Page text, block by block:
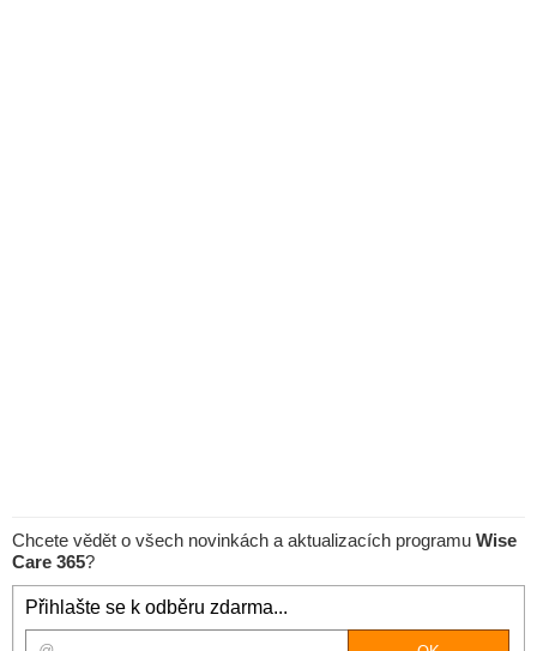
Chcete vědět o všech novinkách a aktualizacích programu Wise
Care 365?
Přihlašte se k odběru zdarma...